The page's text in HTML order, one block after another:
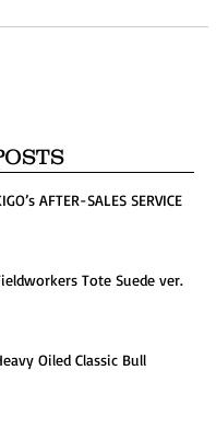
AFTER-SALES SERVICE
Tote Suede ver.
Oiled Classic Bull